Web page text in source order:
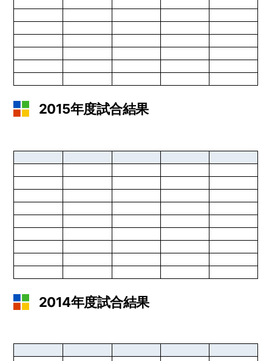
2015年度試合結果
2014年度試合結果